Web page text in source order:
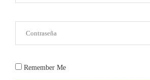
Remember Me